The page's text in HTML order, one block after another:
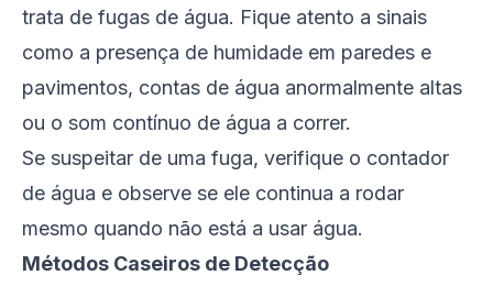
trata de fugas de água. Fique atento a sinais
como a presença de humidade em paredes e
pavimentos, contas de água anormalmente altas
ou o som contínuo de água a correr.
Se suspeitar de uma fuga, verifique o contador
de água e observe se ele continua a rodar
mesmo quando não está a usar água.
Métodos Caseiros de Detecção